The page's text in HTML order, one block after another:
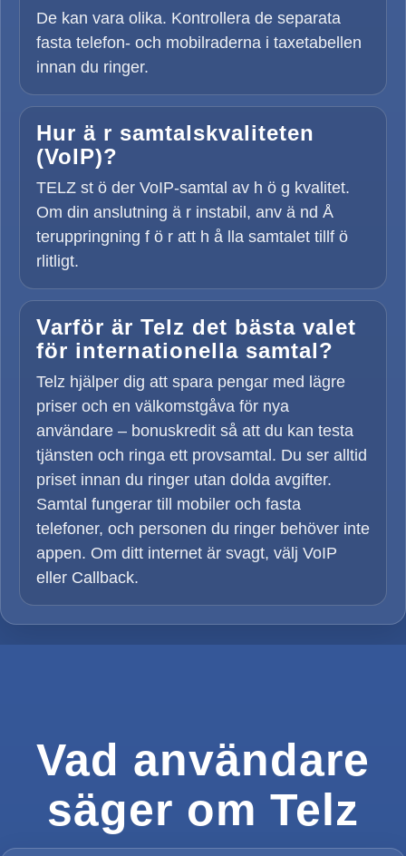
De kan vara olika. Kontrollera de separata
fasta telefon- och mobilraderna i taxetabellen
innan du ringer.
Hur ä r samtalskvaliteten
(VoIP)?
TELZ st ö der VoIP-samtal av h ö g kvalitet.
Om din anslutning ä r instabil, anv ä nd Å
teruppringning f ö r att h å lla samtalet tillf ö
rlitligt.
Varför är Telz det bästa valet
för internationella samtal?
Telz hjälper dig att spara pengar med lägre
priser och en välkomstgåva för nya
användare – bonuskredit så att du kan testa
tjänsten och ringa ett provsamtal. Du ser alltid
priset innan du ringer utan dolda avgifter.
Samtal fungerar till mobiler och fasta
telefoner, och personen du ringer behöver inte
appen. Om ditt internet är svagt, välj VoIP
eller Callback.
Vad användare
säger om Telz